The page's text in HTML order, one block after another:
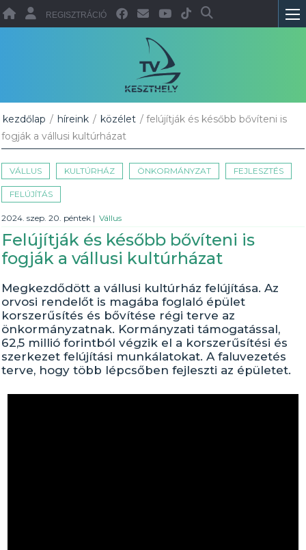
REGISZTRÁCIÓ
kezdőlap / híreink / közélet / felújítják és később bővíteni is
fogják a vállusi kultúrházat
VÁLLUS KULTÚRHÁZ ÖNKORMÁNYZAT FEJLESZTÉS
FELÚJÍTÁS
2024. szep. 20. péntek | Vállus
Felújítják és később bővíteni is
fogják a vállusi kultúrházat
Megkezdődött a vállusi kultúrház felújítása. Az
orvosi rendelőt is magába foglaló épület
korszerűsítés és bővítése régi terve az
önkormányzatnak. Kormányzati támogatással,
62,5 millió forintból végzik el a korszerűsítési és
szerkezet felújítási munkálatokat. A faluvezetés
terve, hogy több lépcsőben fejleszti az épületet.